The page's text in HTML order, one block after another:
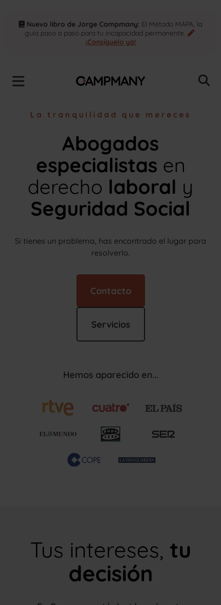
Nuevo libro de Jorge Campmany: El Método MAPA, la
guía paso a paso para tu incapacidad permanente.
¡Consíguelo ya!
La tranquilidad que mereces
Abogados
especialistas en
derecho laboral y
Seguridad Social
Si tienes un problema, has encontrado el lugar para
resolverlo.
Contacto
Servicios
Hemos aparecido en...
Tus intereses, tu
decisión